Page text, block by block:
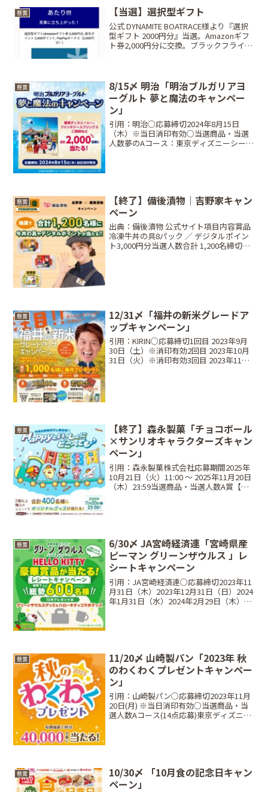
懸賞 【当選】選択型ギフト
公式 DYNAMITE BOATRACE様より『選択
型ギフト 2000円分』当選。Amazonギフ
ト券2,000円分に交換。ブラックフライデ
懸賞
8/15〆 明治「明治ブルガリアヨ
ーグルト 夢と魔法のキャンペー
ン」
引用：明治○応募締切2024年8月15日
（木）※当日消印有効○当選商品・当選
人数夢のAコース：東京ディズニーシー®
懸賞
【終了】備後漬物｜吉野家キャン
ペーン
出典：備後漬物 公式サイト項目内容賞品
冷凍牛丼の具8パック ／ デジタルポイン
ト3,000円分当選人数合計 1,200名締切日
懸賞
12/31〆「福井の新米グレードア
ップキャンペーン」
引用：KIRIN○応募締切1回目 2023年9月
30日（土）※消印有効2回目 2023年10月
31日（火）※消印有効3回目 2023年11月
懸賞
【終了】森永製菓「チョコボール
×サンリオキャラクターズキャン
ペーン」
引用：森永製菓株式会社応募期間2025年
10月21日（火）11:00 ～ 2025年11月20日
（木）23:59当選商品・当選人数A賞【対
懸賞
6/30〆 JA宮崎経済連「宮崎県産
ピーマン グリーンザウルス 」レ
シートキャンペーン
引用：JA宮崎経済連○応募締切2023年11
月31日（木）2023年12月31日（日）2024
年1月31日（水）2024年2月29日（木）
懸賞
11/20〆 山崎製パン「2023年 秋
のわくわくプレゼントキャンペー
ン」
引用：山崎製パン○応募締切2023年11月
20日(月) ※当日消印有効○当選商品・当
選人数Aコース(14点応募)東京ディズニー
懸賞
10/30〆 「10月食の記念日キャン
ペーン」